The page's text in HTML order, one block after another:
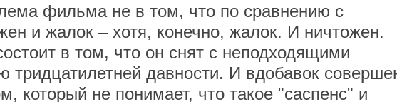
фильма не в том, что по сравнению с
и жалок – хотя, конечно, жалок. И ничтожен.
в том, что он снят с неподходящими
тридцатилетней давности. И вдобавок
который не понимает, что такое "саспенс" и